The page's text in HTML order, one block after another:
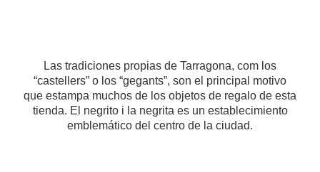
Las tradiciones propias de Tarragona, com los
“castellers” o los “gegants”, son el principal motivo
que estampa muchos de los objetos de regalo de esta
tienda. El negrito i la negrita es un establecimiento
emblemático del centro de la ciudad.